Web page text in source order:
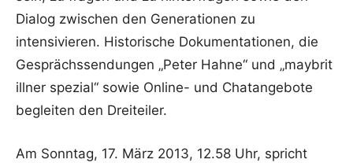
Dialog zwischen den Generationen zu
intensivieren. Historische Dokumentationen, die
Gesprächssendungen „Peter Hahne“ und „maybrit
illner spezial“ sowie Online- und Chatangebote
begleiten den Dreiteiler.
Am Sonntag, 17. März 2013, 12.58 Uhr, spricht